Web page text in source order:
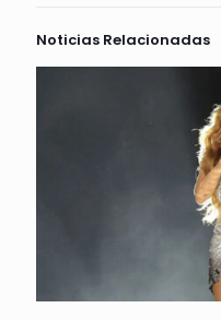
Noticias Relacionadas